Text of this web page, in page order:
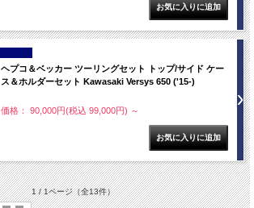
ヘプコ＆ベッカー ツーリングセット トップ/サイド ケー
ス＆ホルダーセット Kawasaki Versys 650 ('15-)
価格： 90,000円(税込 99,000円) ～
1 / 1ページ（全13件）